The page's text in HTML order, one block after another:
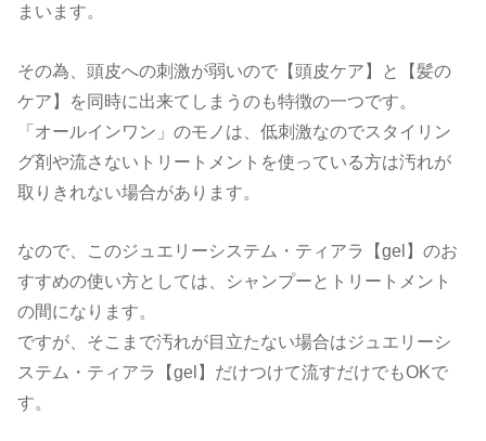
まいます。
その為、頭皮への刺激が弱いので【頭皮ケア】と【髪の
ケア】を同時に出来てしまうのも特徴の一つです。
「オールインワン」のモノは、低刺激なのでスタイリン
グ剤や流さないトリートメントを使っている方は汚れが
取りきれない場合があります。
なので、このジュエリーシステム・ティアラ【gel】のお
すすめの使い方としては、シャンプーとトリートメント
の間になります。
ですが、そこまで汚れが目立たない場合はジュエリーシ
ステム・ティアラ【gel】だけつけて流すだけでもOKで
す。